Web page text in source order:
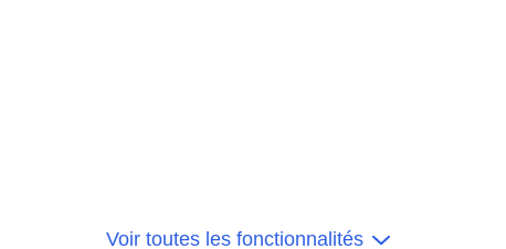
Voir toutes les fonctionnalités